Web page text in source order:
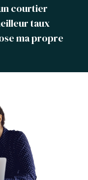
courtier
taux
ma propre